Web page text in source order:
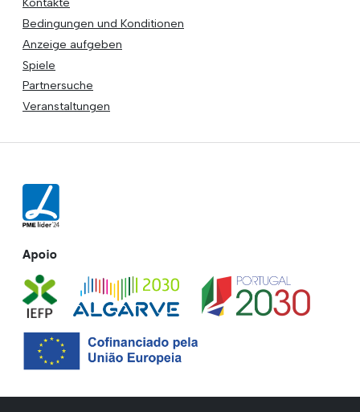
Bedingungen und Konditionen
Anzeige aufgeben
Spiele
Partnersuche
Veranstaltungen
Apoio